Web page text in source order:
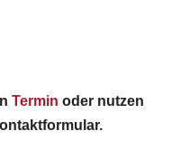
Termin oder nutzen